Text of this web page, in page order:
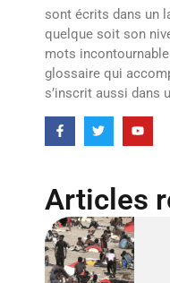
sont écrits dans un
quelque soit son
mots
glossaire qui
s’inscrit aussi dans
Articles